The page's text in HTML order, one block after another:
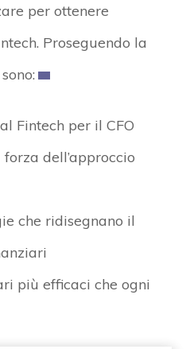
per ottenere
Proseguendo la
Fintech per il CFO
dell’approccio
che ridisegnano il
più efficaci che ogni